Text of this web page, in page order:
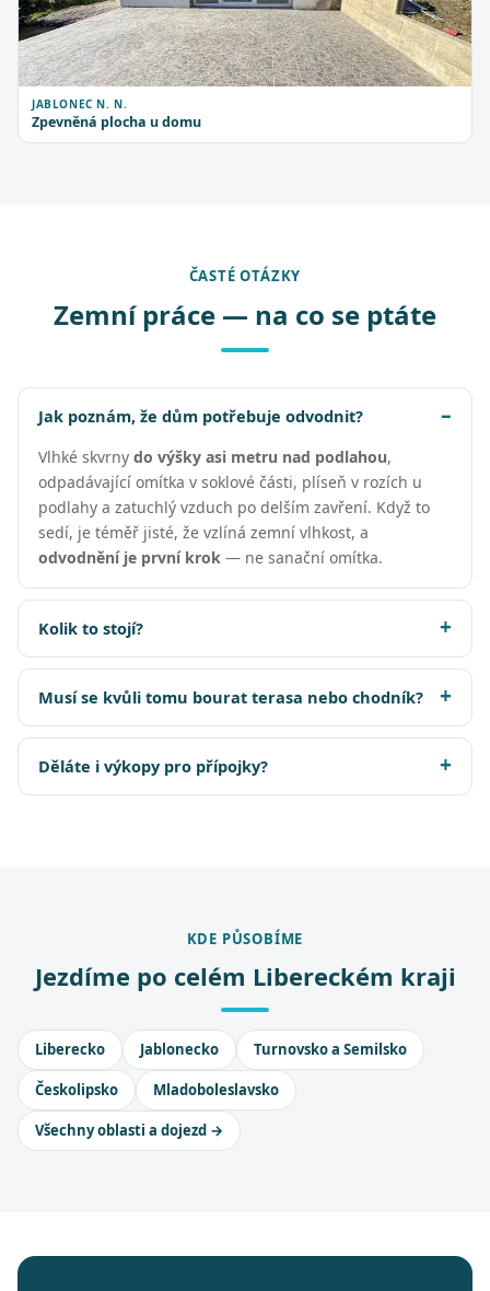
JABLONEC N. N.
Zpevněná plocha u domu
ČASTÉ OTÁZKY
Zemní práce — na co se ptáte
Jak poznám, že dům potřebuje odvodnit?
Vlhké skvrny do výšky asi metru nad podlahou,
odpadávající omítka v soklové části, plíseň v rozích u
podlahy a zatuchlý vzduch po delším zavření. Když to
sedí, je téměř jisté, že vzlíná zemní vlhkost, a
odvodnění je první krok — ne sanační omítka.
Kolik to stojí?
Musí se kvůli tomu bourat terasa nebo chodník?
Děláte i výkopy pro přípojky?
KDE PŮSOBÍME
Jezdíme po celém Libereckém kraji
Liberecko Jablonecko Turnovsko a Semilsko
Českolipsko Mladoboleslavsko
Všechny oblasti a dojezd →